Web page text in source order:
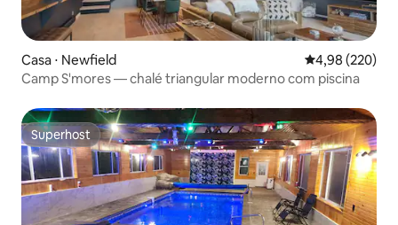
Casa ⋅ Newfield 4,98 de uma
4,98 (220)
Camp S'mores — chalé triangular moderno com piscina
Superhost
Superhost